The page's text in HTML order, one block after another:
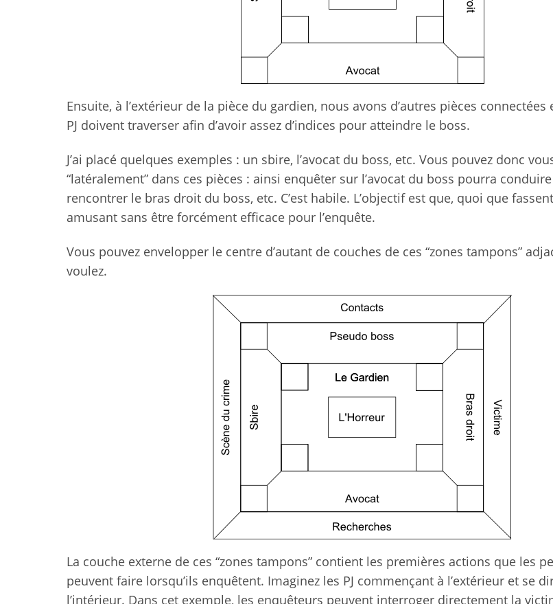
Ensuite, à l’extérieur de la pièce du gardien, nous avons d’autres pièces connectées
PJ doivent traverser afin d’avoir assez d’indices pour atteindre le boss.
J’ai placé quelques exemples : un sbire, l’avocat du boss, etc. Vous pouvez donc
“latéralement” dans ces pièces : ainsi enquêter sur l’avocat du boss pourra conduire
rencontrer le bras droit du boss, etc. C’est habile. L’objectif est que, quoi que
amusant sans être forcément efficace pour l’enquête.
Vous pouvez envelopper le centre d’autant de couches de ces “zones tampons”
voulez.
La couche externe de ces “zones tampons” contient les premières actions que les
peuvent faire lorsqu’ils enquêtent. Imaginez les PJ commençant à l’extérieur et se
l’intérieur. Dans cet exemple, les enquêteurs peuvent interroger directement la